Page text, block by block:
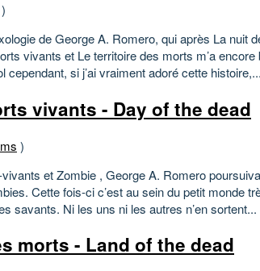
)
de George A. Romero, qui après La nuit
vivants et Le territoire des morts m’a encore
si j’ai vraiment adoré cette histoire,...
vivants - Day of the dead
)
et Zombie , George A. Romero
Cette fois-ci c’est au sein du petit monde
savants. Ni les uns ni les autres n’en sortent...
morts - Land of the dead